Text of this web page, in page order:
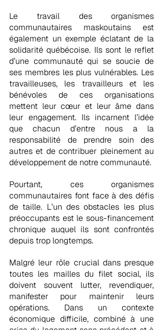
Le travail des organismes
communautaires maskoutains est
également un exemple éclatant de la
solidarité québécoise. Ils sont le reflet
d’une communauté qui se soucie de
ses membres les plus vulnérables. Les
travailleuses, les travailleurs et les
bénévoles de ces organisations
mettent leur cœur et leur âme dans
leur engagement. Ils incarnent l’idée
que chacun d’entre nous a la
responsabilité de prendre soin des
autres et de contribuer pleinement au
développement de notre communauté.
Pourtant, ces organismes
communautaires font face à des défis
de taille. L’un des obstacles les plus
préoccupants est le sous-financement
chronique auquel ils sont confrontés
depuis trop longtemps.
Malgré leur rôle crucial dans presque
toutes les mailles du filet social, ils
doivent souvent lutter, revendiquer,
manifester pour maintenir leurs
opérations. Dans un contexte
économique difficile, combiné à une
crise du logement sans précédent et à